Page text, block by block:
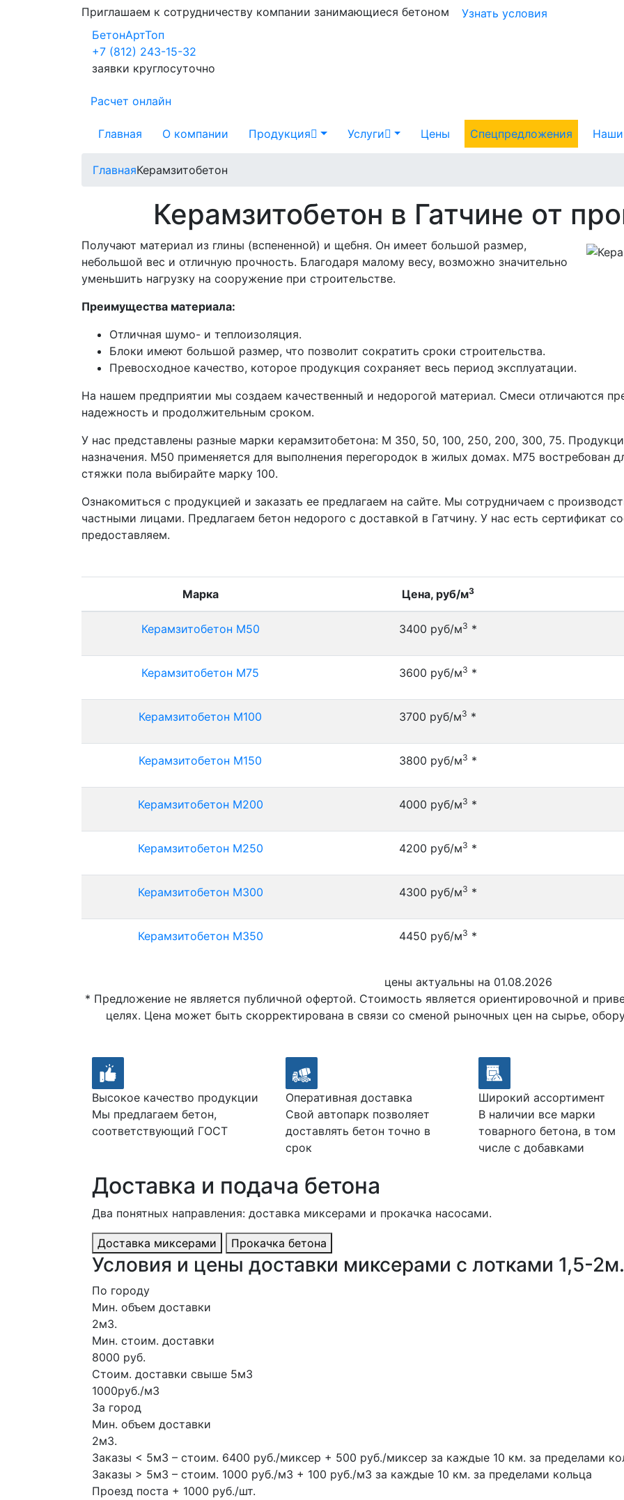
Приглашаем к сотрудничеству компании занимающиеся бетоном
Узнать условия
БетонАртТоп
+7 (812) 243-15-32
заявки круглосуточно
Расчет онлайн
Главная О компании Продукция Услуги Цены Спецпредложения Наши
ГлавнаяКерамзитобетон
Керамзитобетон в Гатчине от
Получают материал из глины (вспененной) и щебня. Он имеет большой размер,
небольшой вес и отличную прочность. Благодаря малому весу, возможно значительно
уменьшить нагрузку на сооружение при строительстве.
Преимущества материала:
Отличная шумо- и теплоизоляция.
Блоки имеют большой размер, что позволит сократить сроки строительства.
Превосходное качество, которое продукция сохраняет весь период эксплуатации.
На нашем предприятии мы создаем качественный и недорогой материал. Смеси отличаются
надежность и продолжительным сроком.
У нас представлены разные марки керамзитобетона: М 350, 50, 100, 250, 200, 300, 75.
назначения. М50 применяется для выполнения перегородок в жилых домах. М75 востребован
стяжки пола выбирайте марку 100.
Ознакомиться с продукцией и заказать ее предлагаем на сайте. Мы сотрудничаем с
частными лицами. Предлагаем бетон недорого с доставкой в Гатчину. У нас есть сертификат
предоставляем.
Марка Цена, руб/м3
Керамзитобетон М50 3400 руб/м3 *
Керамзитобетон М75 3600 руб/м3 *
Керамзитобетон М100 3700 руб/м3 *
Керамзитобетон М150 3800 руб/м3 *
Керамзитобетон М200 4000 руб/м3 *
Керамзитобетон М250 4200 руб/м3 *
Керамзитобетон М300 4300 руб/м3 *
Керамзитобетон М350 4450 руб/м3 *
цены актуальны на 01.08.2026
* Предложение не является публичной офертой. Стоимость является ориентировочной и
целях. Цена может быть скорректирована в связи со сменой рыночных цен на сырье,
Высокое качество продукции
Мы предлагаем бетон,
соответствующий ГОСТ
Оперативная доставка
Свой автопарк позволяет
доставлять бетон точно в
срок
Широкий ассортимент
В наличии все марки
товарного бетона, в том
числе с добавками
Доставка и подача бетона
Два понятных направления: доставка миксерами и прокачка насосами.
Доставка миксерами Прокачка бетона
Условия и цены доставки миксерами с лотками 1,5-2м.
По городу
Мин. объем доставки
2м3.
Мин. стоим. доставки
8000 руб.
Стоим. доставки свыше 5м3
1000руб./м3
За город
Мин. объем доставки
2м3.
Заказы < 5м3 – стоим. 6400 руб./миксер + 500 руб./миксер за каждые 10 км. за пределами
Заказы > 5м3 – стоим. 1000 руб./м3 + 100 руб./м3 за каждые 10 км. за пределами кольца
Проезд поста + 1000 руб./шт.